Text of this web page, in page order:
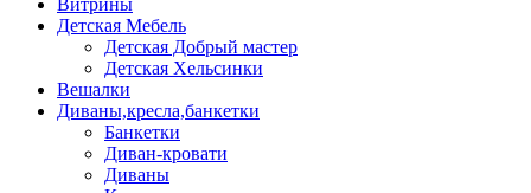
Детская Мебель
Детская Добрый мастер
Детская Хельсинки
Вешалки
Диваны,кресла,банкетки
Банкетки
Диван-кровати
Диваны